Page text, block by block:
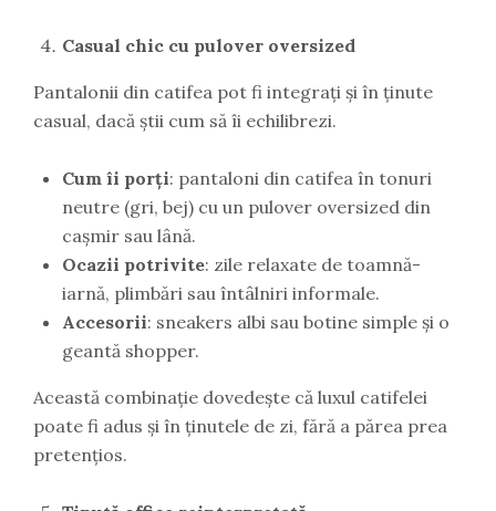
Casual chic cu pulover oversized
Pantalonii din catifea pot fi integrați și în ținute
casual, dacă știi cum să îi echilibrezi.
Cum îi porți: pantaloni din catifea în tonuri
neutre (gri, bej) cu un pulover oversized din
cașmir sau lână.
Ocazii potrivite: zile relaxate de toamnă-
iarnă, plimbări sau întâlniri informale.
Accesorii: sneakers albi sau botine simple și o
geantă shopper.
Această combinație dovedește că luxul catifelei
poate fi adus și în ținutele de zi, fără a părea prea
pretențios.